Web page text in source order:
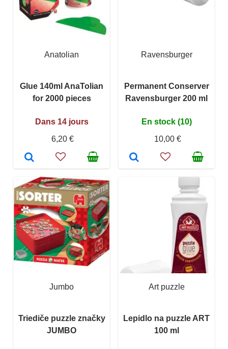
Anatolian
Glue 140ml AnaTolian
for 2000 pieces
Dans 14 jours
6,20 €
Ravensburger
Permanent Conserver
Ravensburger 200 ml
En stock (10)
10,00 €
Jumbo
Triediče puzzle značky
JUMBO
Art puzzle
Lepidlo na puzzle ART
100 ml